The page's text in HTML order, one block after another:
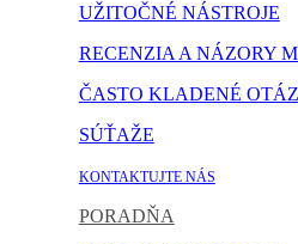
UŽITOČNÉ NÁSTROJE
RECENZIA A NÁZORY
ČASTO KLADENÉ
SÚŤAŽE
KONTAKTUJTE NÁS
PORADŇA